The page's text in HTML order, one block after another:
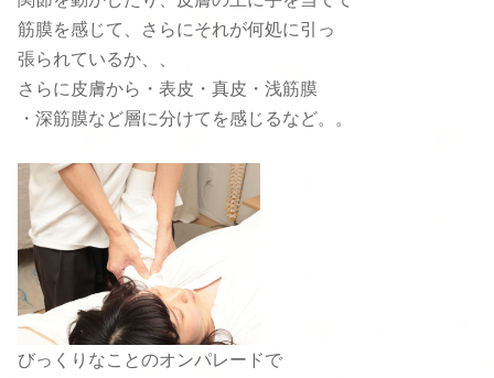
筋膜を感じて、さらにそれが何処に引っ
張られているか、、
さらに皮膚から・表皮・真皮・浅筋膜
・深筋膜など層に分けてを感じるなど。。
びっくりなことのオンパレードで